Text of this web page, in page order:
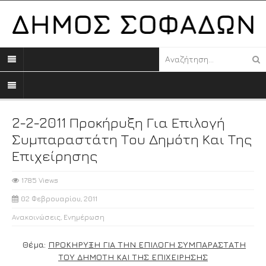
2-2-2011 Προκήρυξη Για Επιλογή
Συμπαραστάτη Του Δημότη Και Της
Επιχείρησης
1785 Views
02 Φεβρουαρίου, 2011
Ανακοινώσεις Ενημέρωση
Θέμα: ΠΡΟΚΗΡΥΞΗ ΓΙΑ ΤΗΝ ΕΠΙΛΟΓΗ ΣΥΜΠΑΡΑΣΤΑΤΗ
ΤΟΥ ΔΗΜΟΤΗ ΚΑΙ ΤΗΣ ΕΠΙΧΕΙΡΗΣΗΣ